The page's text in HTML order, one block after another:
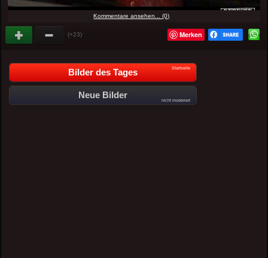
Kommentare ansehen... (0)
(+23) Merken
Bilder des Tages Startseite
Neue Bilder
nicht moderiert